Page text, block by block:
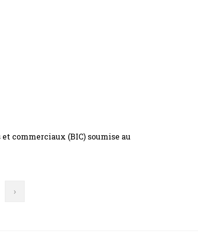
commerciaux (BIC) soumise au
Page
›